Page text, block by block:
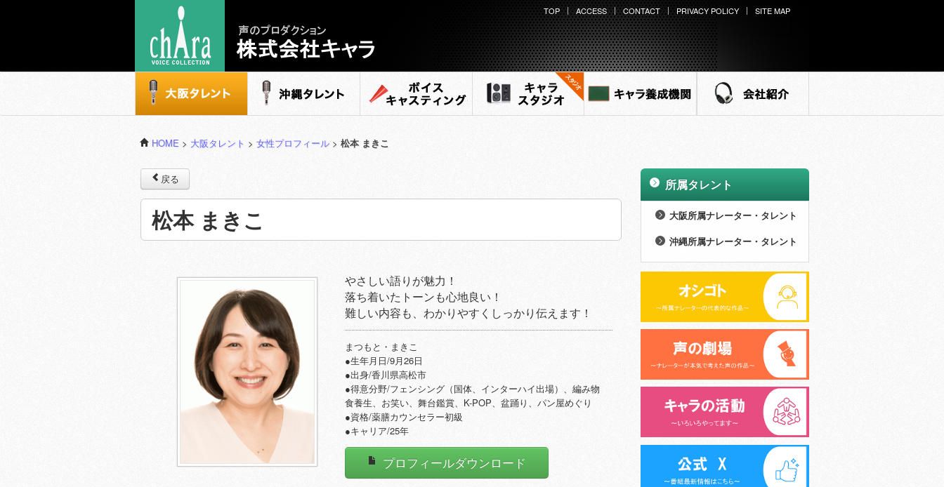
声のプロダクション - 株式会社キャラ
TOP ACCESS CONTACT PRIVACY POLICY SITE MAP
大阪タレント 沖縄タレント ボイスキャスティング
HOME > 大阪タレント > 女性プロフィール > 松本 まきこ
戻る
松本 まきこ
やさしい語りが魅力！
落ち着いたトーンも心地良い！
難しい内容も、わかりやすくしっかり伝えます！
まつもと・まきこ
●生年月日/9月26日
●出身/香川県高松市
●得意分野/フェンシング（国体、インターハイ出場）、編み物
食養生、お笑い、舞台鑑賞、K-POP、盆踊り、パン屋めぐり
●資格/薬膳カウンセラー初級
●キャリア/25年
プロフィールダウンロード
>
所属タレント
大阪所属ナレーター・タレント
男性 (27名)
>
外様倶楽部 (15名)
シニア声優大学校 (6名)
沖縄所属ナレーター・タレント
男性 (8名)
>
女性 (21名)
>
NEW WINGS (7名)
外様倶楽部 (9名)
>
キャラキッズ (10名)